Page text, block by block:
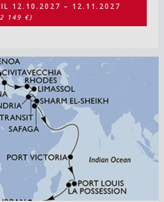
12.10.2027 – 12.11.2027
149 €)
ZOBRAZIT DETAIL
47 410 KČ/OS.
(1 959 €)